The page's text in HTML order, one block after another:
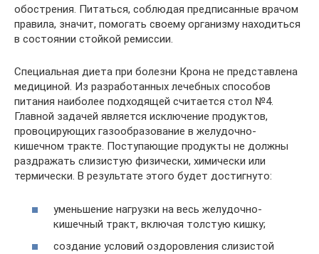
обострения. Питаться, соблюдая предписанные врачом
правила, значит, помогать своему организму находиться
в состоянии стойкой ремиссии.
Специальная диета при болезни Крона не представлена
медициной. Из разработанных лечебных способов
питания наиболее подходящей считается стол №4.
Главной задачей является исключение продуктов,
провоцирующих газообразование в желудочно-
кишечном тракте. Поступающие продукты не должны
раздражать слизистую физически, химически или
термически. В результате этого будет достигнуто:
уменьшение нагрузки на весь желудочно-
кишечный тракт, включая толстую кишку;
создание условий оздоровления слизистой